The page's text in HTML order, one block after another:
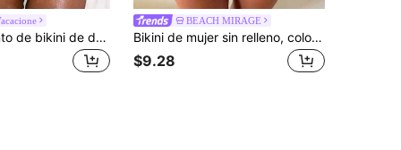
Oceva Conjunto de bikini de dos piezas de unicolor con lazo sexy, ropa de playa para mujeres
BEACH MIRAGE
Bikini de mujer sin relleno, color liso, casual y de moda, para vacaciones, festival de música, regreso a clases, verano, playa y vacaciones
$9.28